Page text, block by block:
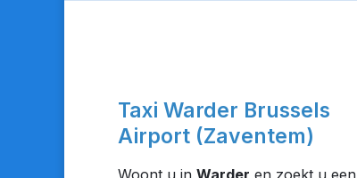
Taxi Warder Brussels
Airport (Zaventem)
Woont u in Warder en zoekt u een